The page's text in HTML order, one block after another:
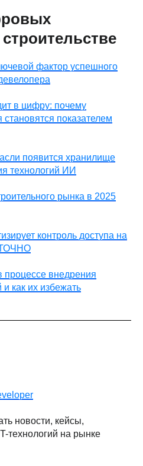
фактор успешного
в цифру: почему
показателем
появится хранилище
технологий ИИ
рынка в 2025
контроль доступа на
ТОЧНО
внедрения
как их избежать
новости, кейсы,
технологий на рынке